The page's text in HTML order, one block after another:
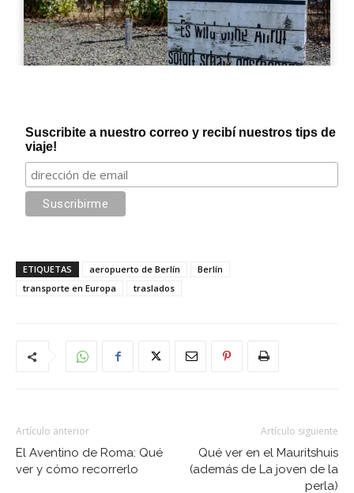
Suscribite a nuestro correo y recibí nuestros tips de
viaje!
ETIQUETAS aeropuerto de Berlín
Berlín
transporte en Europa
traslados
Artículo anterior
El Aventino de Roma: Qué
ver y cómo recorrerlo
Artículo siguiente
Qué ver en el Mauritshuis
(además de La joven de la
perla)